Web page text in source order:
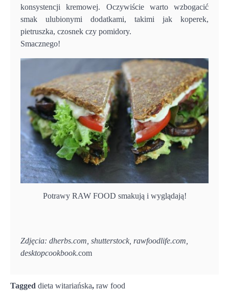
konsystencji kremowej. Oczywiście warto wzbogacić
smak ulubionymi dodatkami, takimi jak koperek,
pietruszka, czosnek czy pomidory.
Smacznego!
Potrawy RAW FOOD smakują i wyglądają!
Zdjęcia: dherbs.com, shutterstock, rawfoodlife.com,
desktopcookbook.com
Tagged dieta witariańska, raw food